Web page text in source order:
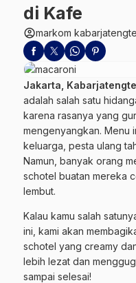
di Kafe
account_circlemarkom
Jakarta,
adalah salah satu
karena rasanya yang
mengenyangkan. Menu
keluarga, pesta ulang
Namun, banyak orang
schotel buatan mereka
lembut.
Kalau kamu salah
ini, kami akan
schotel yang creamy
lebih lezat dan
sampai selesai!